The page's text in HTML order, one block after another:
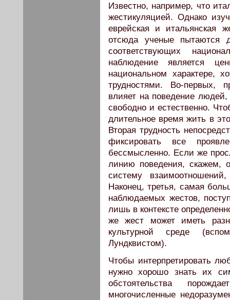
Известно, например, что
жестикуляцией. Однако
еврейская и итальянская
отсюда ученые пытаются
соответствующих
наблюдение является
национальном характере,
трудностями. Во-первых,
влияет на поведение людей,
свободно и естественно.
длительное время жить в
Вторая трудность
фиксировать все
бессмысленно. Если же
линию поведения, скажем,
систему
Наконец, третья, самая
наблюдаемых жестов,
лишь в контексте
же жест может иметь
культурной среде
Лундквистом).
Чтобы интерпретировать
нужно хорошо знать их
обстоятельства
многочисленные